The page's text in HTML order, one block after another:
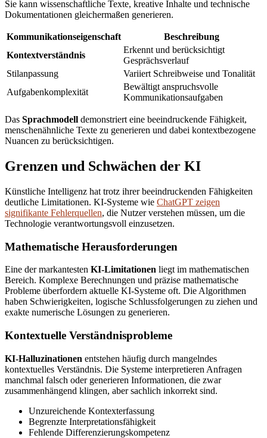
Sie kann wissenschaftliche Texte, kreative Inhalte und technische
Dokumentationen gleichermaßen generieren.
Kommunikationseigenschaft
Beschreibung
Kontextverständnis
Erkennt und berücksichtigt
Gesprächsverlauf
Stilanpassung
Variiert Schreibweise und Tonalität
Aufgabenkomplexität
Bewältigt anspruchsvolle
Kommunikationsaufgaben
Das Sprachmodell demonstriert eine beeindruckende Fähigkeit,
menschenähnliche Texte zu generieren und dabei kontextbezogene
Nuancen zu berücksichtigen.
Grenzen und Schwächen der KI
Künstliche Intelligenz hat trotz ihrer beeindruckenden Fähigkeiten
deutliche Limitationen. KI-Systeme wie ChatGPT zeigen
signifikante Fehlerquellen, die Nutzer verstehen müssen, um die
Technologie verantwortungsvoll einzusetzen.
Mathematische Herausforderungen
Eine der markantesten KI-Limitationen liegt im mathematischen
Bereich. Komplexe Berechnungen und präzise mathematische
Probleme überfordern aktuelle KI-Systeme oft. Die Algorithmen
haben Schwierigkeiten, logische Schlussfolgerungen zu ziehen und
exakte numerische Lösungen zu generieren.
Kontextuelle Verständnisprobleme
KI-Halluzinationen entstehen häufig durch mangelndes
kontextuelles Verständnis. Die Systeme interpretieren Anfragen
manchmal falsch oder generieren Informationen, die zwar
zusammenhängend klingen, aber sachlich inkorrekt sind.
Unzureichende Kontexterfassung
Begrenzte Interpretationsfähigkeit
Fehlende Differenzierungskompetenz